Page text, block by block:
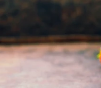
”Overnight Oats“
”Vegan protein“
”Collagen“
”Micellar Casein“